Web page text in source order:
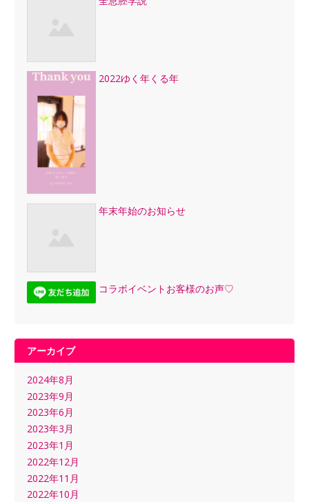
2022ゆく年くる年
年末年始のお知らせ
コラボイベントお客様のお声♡
アーカイブ
2024年8月
2023年9月
2023年6月
2023年3月
2023年1月
2022年12月
2022年11月
2022年10月